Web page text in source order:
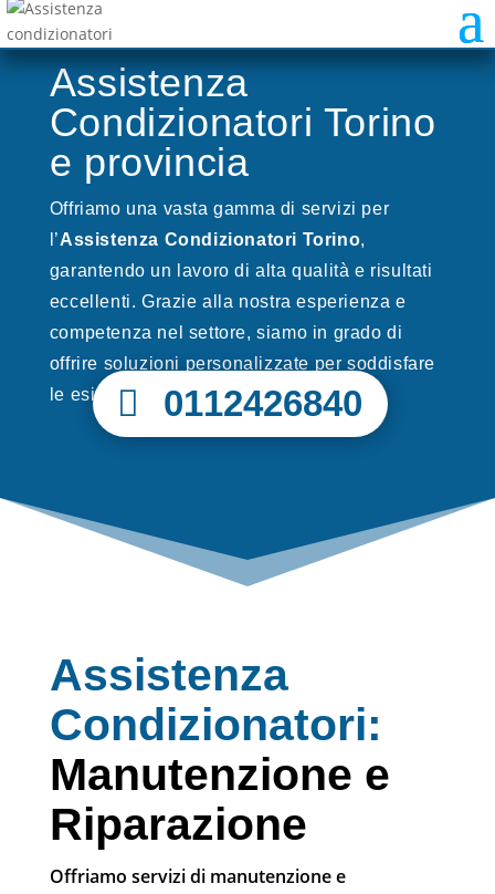
Assistenza
Condizionatori Torino
e provincia
Offriamo una vasta gamma di servizi per
l’Assistenza Condizionatori Torino,
garantendo un lavoro di alta qualità e risultati
eccellenti. Grazie alla nostra esperienza e
competenza nel settore, siamo in grado di
offrire soluzioni personalizzate per soddisfare
le esigenze di ogni cliente.
0112426840
Assistenza
Condizionatori:
Manutenzione e
Riparazione
Offriamo servizi di manutenzione e